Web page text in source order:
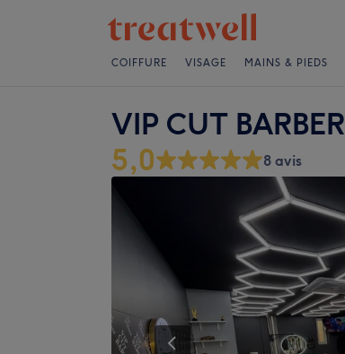
COIFFURE VISAGE MAINS & PIEDS
VIP CUT BARBER
5,0 8 avis